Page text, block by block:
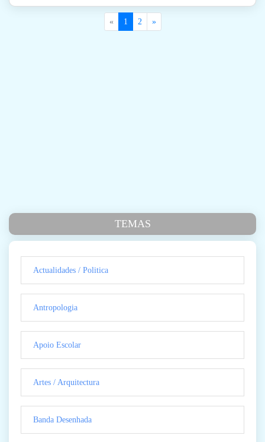
« 1 2 »
TEMAS
Actualidades / Politica
Antropologia
Apoio Escolar
Artes / Arquitectura
Banda Desenhada